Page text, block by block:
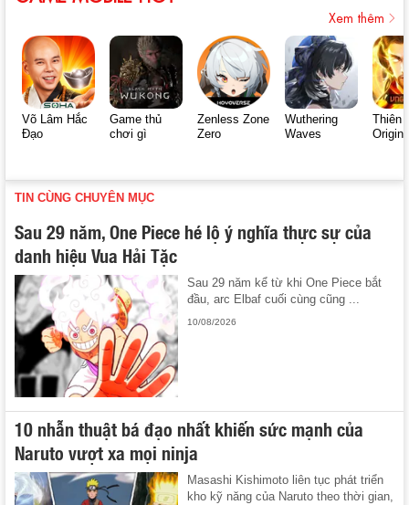
Xem thêm
Võ Lâm Hắc
Đạo
Game thủ
chơi gì
Zenless Zone
Zero
Wuthering
Waves
Thiên
Origin
TIN CÙNG CHUYÊN MỤC
Sau 29 năm, One Piece hé lộ ý nghĩa thực sự của
danh hiệu Vua Hải Tặc
Sau 29 năm kể từ khi One Piece bắt
đầu, arc Elbaf cuối cùng cũng ...
10/08/2026
10 nhẫn thuật bá đạo nhất khiến sức mạnh của
Naruto vượt xa mọi ninja
Masashi Kishimoto liên tục phát triển
kho kỹ năng của Naruto theo thời gian,